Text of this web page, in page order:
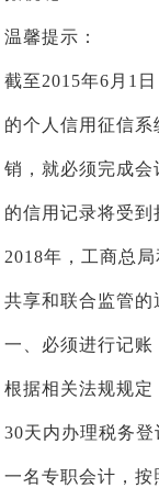
温馨提示：
截至2015年6月1
的个人信用征信
销，就必须完成
的信用记录将受到
2018年，工商总
共享和联合监管的
一、必须进行记账
根据相关法规规
30天内办理税务
一名专职会计，按